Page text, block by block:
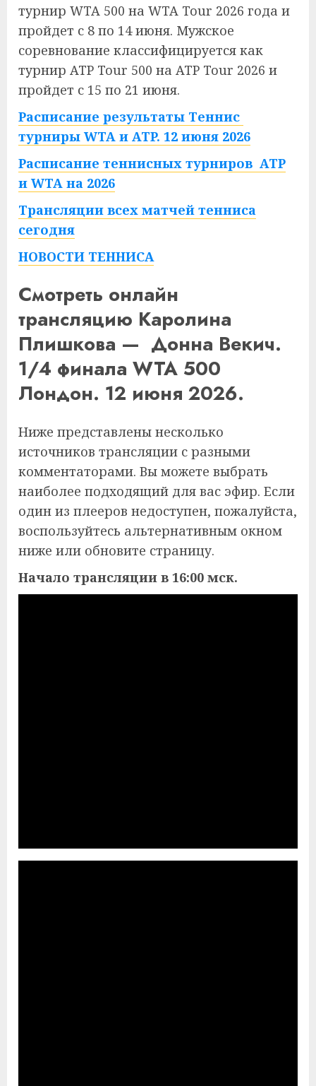
турнир WTA 500 на WTA Tour 2026 года и
пройдет с 8 по 14 июня. Мужское
соревнование классифицируется как
турнир ATP Tour 500 на ATP Tour 2026 и
пройдет с 15 по 21 июня.
Расписание результаты Теннис
турниры WTA и ATP. 12 июня 2026
Расписание теннисных турниров ATP
и WTA на 2026
Трансляции всех матчей тенниса
сегодня
НОВОСТИ ТЕННИСА
Смотреть онлайн
трансляцию Каролина
Плишкова — Донна Векич.
1/4 финала WTA 500
Лондон. 12 июня 2026.
Ниже представлены несколько
источников трансляции с разными
комментаторами. Вы можете выбрать
наиболее подходящий для вас эфир. Если
один из плееров недоступен, пожалуйста,
воспользуйтесь альтернативным окном
ниже или обновите страницу.
Начало трансляции в 16:00 мск.